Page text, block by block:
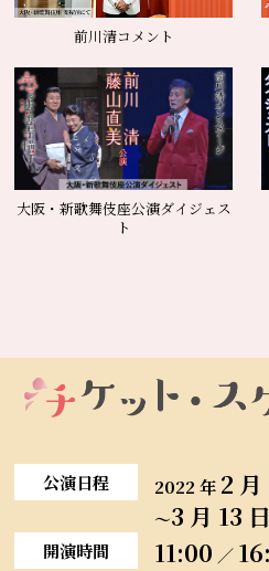
前川清コメント
大阪・新歌舞伎座公演ダイジェス
ト
公演日程 2022 年 2 月
～3 月 13 日
開演時間 11:00 ／